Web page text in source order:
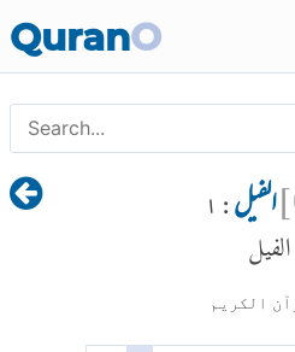
QuranO
]الفیل : ۱
الفيل
الكريم